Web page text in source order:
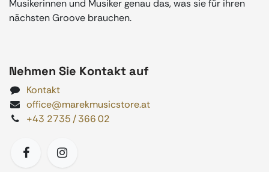
Musikerinnen und Musiker genau das, was sie für ihren
nächsten Groove brauchen.
Nehmen Sie Kontakt auf
Kontakt
office@marekmusicstore.at
+43 2735 / 366 02